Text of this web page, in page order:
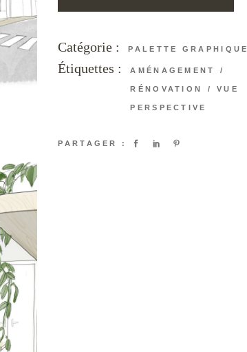
Catégorie : PALETTE GRAPHIQUE
Étiquettes : AMÉNAGEMENT
RÉNOVATION VUE
PERSPECTIVE
PARTAGER :